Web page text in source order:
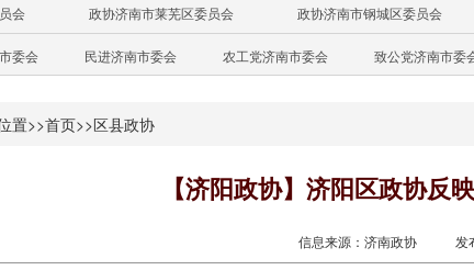
会 政协济南市莱芜区委员会 政协济南市钢城区委员会
委会 民进济南市委会 农工党济南市委会 致公党济南市委
置>>首页>>区县政协
【济阳政协】济阳区政协反
信息来源：济南政协 发